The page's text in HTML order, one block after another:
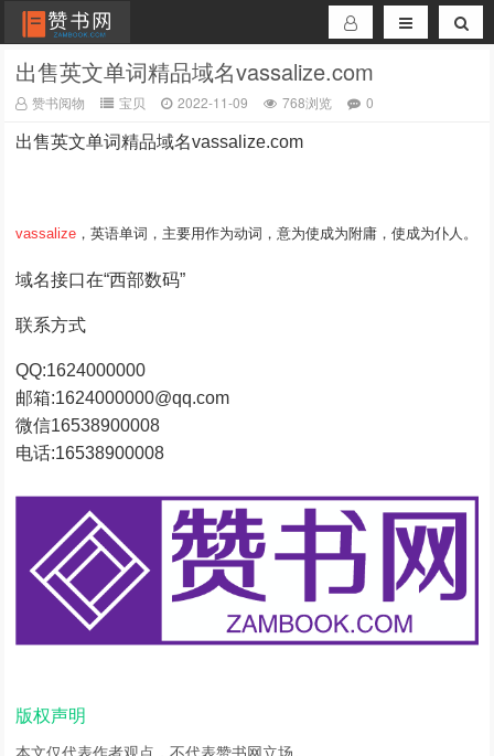
出售英文单词精品域名vassalize.com
赞书阅物 宝贝 2022-11-09 768浏览 0
出售英文单词精品域名vassalize.com
vassalize ，英语单词，主要用作为动词，意为使成为附庸，使成为仆人。
域名接口在“西部数码”
联系方式
QQ:1624000000
邮箱:1624000000@qq.com
微信16538900008
电话:16538900008
版权声明